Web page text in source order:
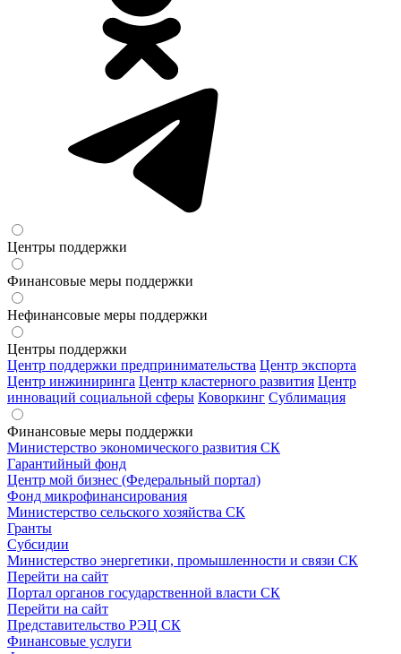
Центры поддержки
Финансовые меры поддержки
Нефинансовые меры поддержки
Центры поддержки
Центр поддержки предпринимательства Центр экспорта
Центр инжиниринга Центр кластерного развития Центр
инноваций социальной сферы Коворкинг Сублимация
Финансовые меры поддержки
Министерство экономического развития СК
Гарантийный фонд
Центр мой бизнес (Федеральный портал)
Фонд микрофинансирования
Министерство сельского хозяйства СК
Гранты
Субсидии
Министерство энергетики, промышленности и связи СК
Перейти на сайт
Портал органов государственной власти СК
Перейти на сайт
Представительство РЭЦ СК
Финансовые услуги